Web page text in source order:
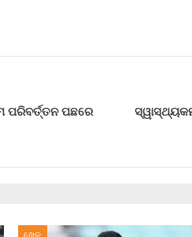
ପରିବର୍ତ୍ତନ ପଛରେ
ଖେଳ